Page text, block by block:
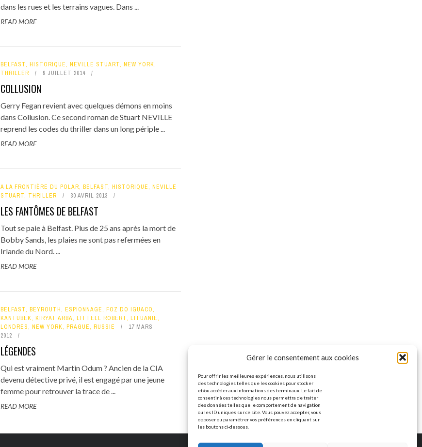
Gérer le consentement aux cookies
Pour offrir les meilleures expériences, nous utilisons
des technologies telles que les cookies pour stocker
et/ou accéder aux informations des terminaux. Le fait de
consentir à ces technologies nous permettra de traiter
des données telles que le comportement de navigation
ou les ID uniques sur ce site. Vous pouvez accepter, vous
opposer ou paramétrer vos préférences en cliquant sur
les boutons ci-dessous.
dans les rues et les terrains vagues. Dans ...
READ MORE
BELFAST, HISTORIQUE, NEVILLE STUART, NEW YORK,
THRILLER
9 JUILLET 2014
COLLUSION
Gerry Fegan revient avec quelques démons en moins
dans Collusion. Ce second roman de Stuart NEVILLE
reprend les codes du thriller dans un long périple ...
READ MORE
A LA FRONTIÈRE DU POLAR, BELFAST, HISTORIQUE, NEVILLE
STUART, THRILLER 30 AVRIL 2013
LES FANTÔMES DE BELFAST
Tout se paie à Belfast. Plus de 25 ans après la mort de
Bobby Sands, les plaies ne sont pas refermées en
Irlande du Nord. ...
READ MORE
BELFAST, BEYROUTH, ESPIONNAGE, FOZ DO IGUACO,
KANTUBEK, KIRYAT ARBA, LITTELL ROBERT, LITUANIE,
LONDRES, NEW YORK, PRAGUE, RUSSIE
17 MARS
2012
LÉGENDES
Qui est vraiment Martin Odum ? Ancien de la CIA
devenu détective privé, il est engagé par une jeune
femme pour retrouver la trace de ...
READ MORE